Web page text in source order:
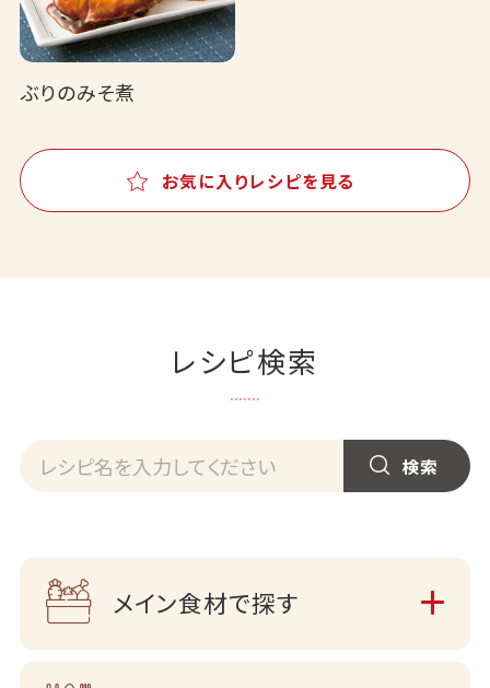
ぶりのみそ煮
お気に入りレシピを見る
レシピ検索
メイン食材で探す